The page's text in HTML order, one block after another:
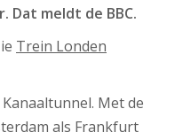
Dat meldt de BBC.
Trein Londen
Met de
als Frankfurt